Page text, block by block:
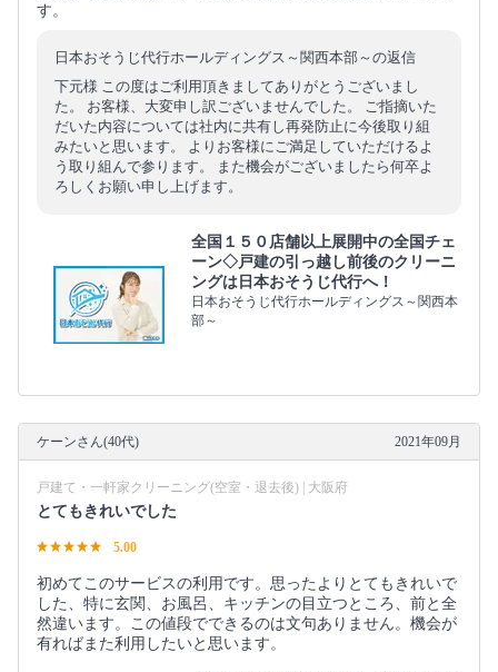
す。
日本おそうじ代行ホールディングス～関西本部～の返信
下元様 この度はご利用頂きましてありがとうございまし
た。 お客様、大変申し訳ございませんでした。 ご指摘いた
だいた内容については社内に共有し再発防止に今後取り組
みたいと思います。 よりお客様にご満足していただけるよ
う取り組んで参ります。 また機会がございましたら何卒よ
ろしくお願い申し上げます。
全国１５０店舗以上展開中の全国チェ
ーン◇戸建の引っ越し前後のクリーニ
ングは日本おそうじ代行へ！
日本おそうじ代行ホールディングス～関西本
部～
ケーンさん(40代) 2021年09月
戸建て・一軒家クリーニング(空室・退去後) | 大阪府
とてもきれいでした
5.00
初めてこのサービスの利用です。思ったよりとてもきれいで
した、特に玄関、お風呂、キッチンの目立つところ、前と全
然違います。この値段でできるのは文句ありません。機会が
有ればまた利用したいと思います。